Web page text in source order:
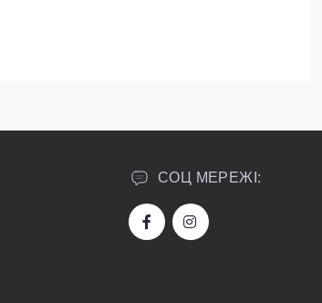
СОЦ МЕРЕЖІ: